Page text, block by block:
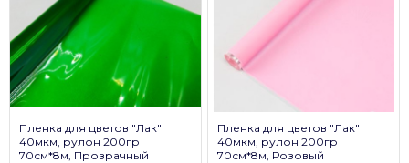
Пленка для цветов "Лак"
40мкм, рулон 200гр
70см*8м, Прозрачный
Пленка для цветов "Лак"
40мкм, рулон 200гр
70см*8м, Розовый